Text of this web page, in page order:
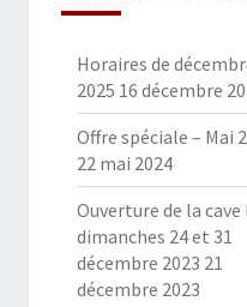
Horaires de
2025 16 décembre
Offre spéciale – Mai
22 mai 2024
Ouverture de la cave
dimanches 24 et 31
décembre 2023 21
décembre 2023